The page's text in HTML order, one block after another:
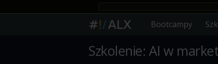
Bootcampy
Szkolenie: AI w